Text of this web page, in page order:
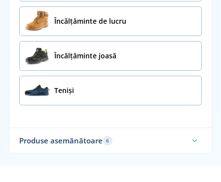
Încălțăminte de lucru
Încălțăminte joasă
Teniși
Produse asemănătoare 6